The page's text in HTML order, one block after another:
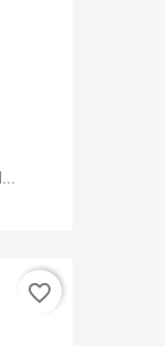
favorite_border